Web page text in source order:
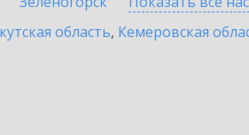
область, Кемеровская